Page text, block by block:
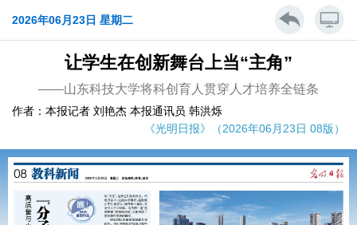
2026年06月23日 星期二
让学生在创新舞台上当“主角”
——山东科技大学将科创育人贯穿人才培养全链条
作者：本报记者 刘艳杰 本报通讯员 韩洪烁
《光明日报》（2026年06月23日 08版）